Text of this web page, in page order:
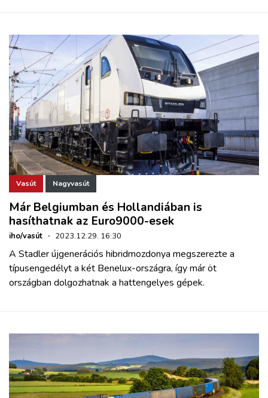
BELÉPÉS
REGISZTRÁCIÓ
Vasút Nagyvasút
Már Belgiumban és Hollandiában is
hasíthatnak az Euro9000-esek
iho/vasút · 2023.12.29. 16:30
A Stadler újgenerációs hibridmozdonya megszerezte a
típusengedélyt a két Benelux-országra, így már öt
országban dolgozhatnak a hattengelyes gépek.